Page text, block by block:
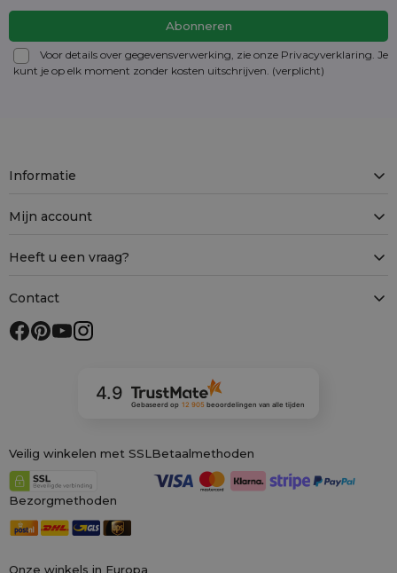
Voor details over gegevensverwerking, zie onze Privacyverklaring. Je
kunt je op elk moment zonder kosten uitschrijven. (verplicht)
Onze winkels in Europa
Informatie
Mijn account
Heeft u een vraag?
Contact
4.9
Gebaseerd op 12 905 beoordelingenvan alle tijden
Veilig winkelen met SSL Betaalmethoden
Bezorgmethoden